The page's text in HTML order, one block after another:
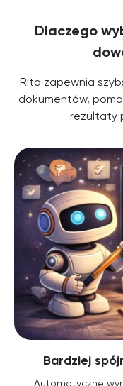
Dlaczego
Rita zapewnia
dokumentów,
rezultaty
Bardziej
Automatyczne